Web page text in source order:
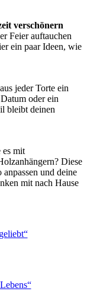
verschönern
Feier auftauchen
ein paar Ideen, wie
jeder Torte ein
oder ein
bleibt deinen
es mit
Diese
und deine
mit nach Hause